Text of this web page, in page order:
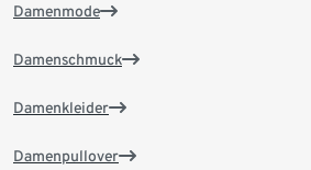
Damenmode
Damenschmuck
Damenkleider
Damenpullover